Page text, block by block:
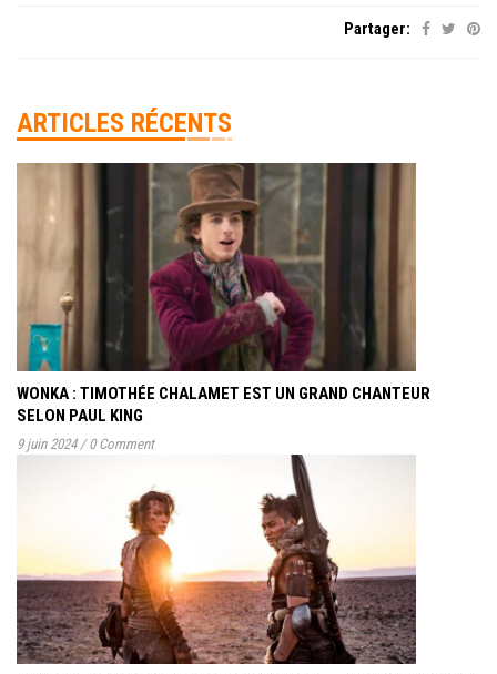
Partager:
ARTICLES RÉCENTS
WONKA : TIMOTHÉE CHALAMET EST UN GRAND CHANTEUR
SELON PAUL KING
9 juin 2024 / 0 Comment